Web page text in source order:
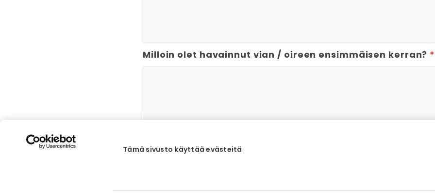
Tämä sivusto käyttää evästeitä
Milloin olet havainnut vian / oireen ensimmäisen kerran? *